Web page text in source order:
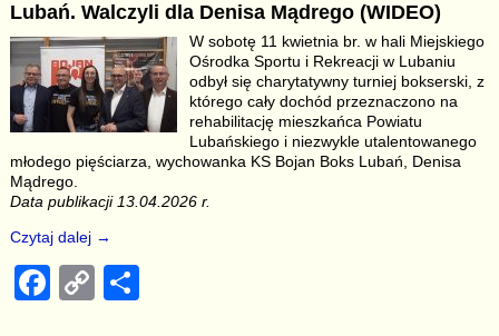
e
b
o
o
k
y
Li
n
k
e
Lubań. Walczyli dla Denisa Mądrego (WIDEO)
W sobotę 11 kwietnia br. w hali Miejskiego
Ośrodka Sportu i Rekreacji w Lubaniu
odbył się charytatywny turniej bokserski, z
którego cały dochód przeznaczono na
rehabilitację mieszkańca Powiatu
Lubańskiego i niezwykle utalentowanego
młodego pięściarza, wychowanka KS Bojan Boks Lubań, Denisa
Mądrego.
Data publikacji 13.04.2026 r.
Czytaj dalej →
F
C